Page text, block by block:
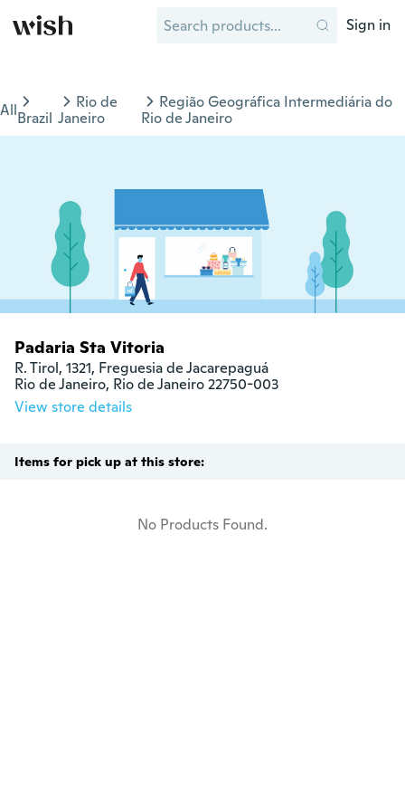
Sign in
AllBrazil
Rio de
Janeiro
Região Geográfica Intermediária do
Rio de Janeiro
Padaria Sta Vitoria
R. Tirol, 1321, Freguesia de Jacarepaguá
Rio de Janeiro, Rio de Janeiro 22750-003
View store details
Items for pick up at this store:
No Products Found.